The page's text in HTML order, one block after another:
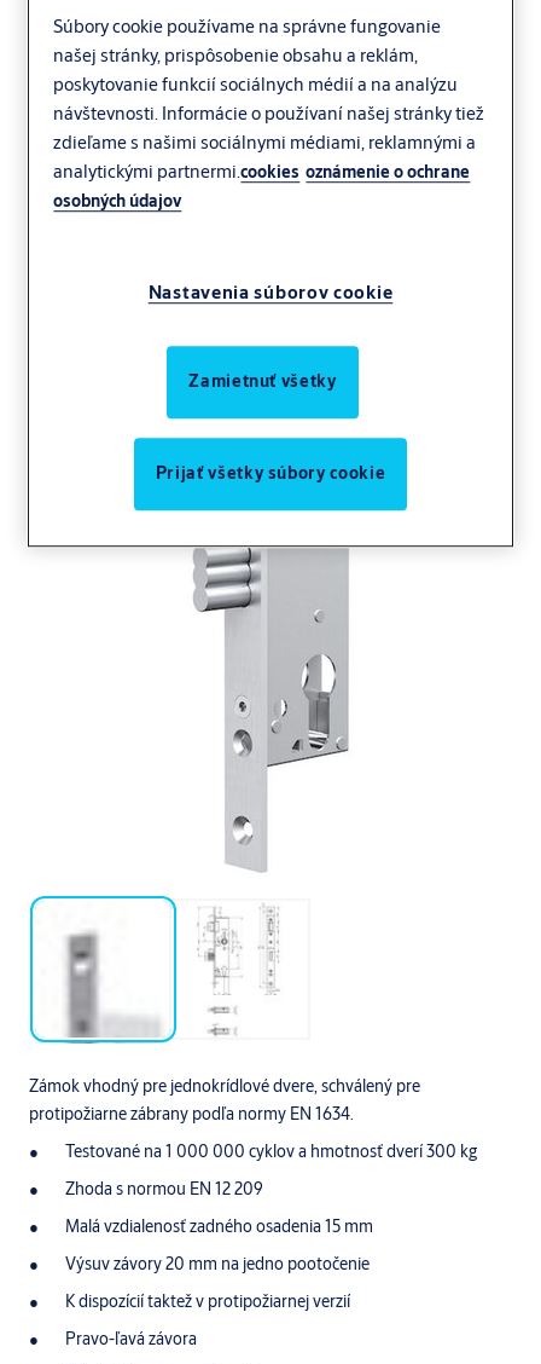
Zámok vhodný pre jednokrídlové dvere, schválený pre
protipožiarne zábrany podľa normy EN 1634.
Testované na 1 000 000 cyklov a hmotnosť dverí 300 kg
Zhoda s normou EN 12 209
Malá vzdialenosť zadného osadenia 15 mm
Výsuv závory 20 mm na jedno pootočenie
K dispozícií taktež v protipožiarnej verzií
Pravo-ľavá závora
Súbory cookie používame na správne fungovanie
našej stránky, prispôsobenie obsahu a reklám,
poskytovanie funkcií sociálnych médií a na analýzu
návštevnosti. Informácie o používaní našej stránky tiež
zdieľame s našimi sociálnymi médiami, reklamnými a
analytickými partnermi.cookies oznámenie o ochrane
osobných údajov
Nastavenia súborov cookie
Zamietnuť všetky
Prijať všetky súbory cookie